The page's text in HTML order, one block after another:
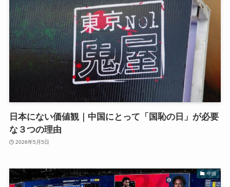
日本にない価値観｜中国にとって「国恥の日」が必要
な３つの理由
2026年5月5日
中国